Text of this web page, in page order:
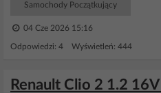
Samochody Początkujący
04 Cze 2026 15:16
Odpowiedzi: 4 Wyświetleń: 444
Renault Clio 2 1.2